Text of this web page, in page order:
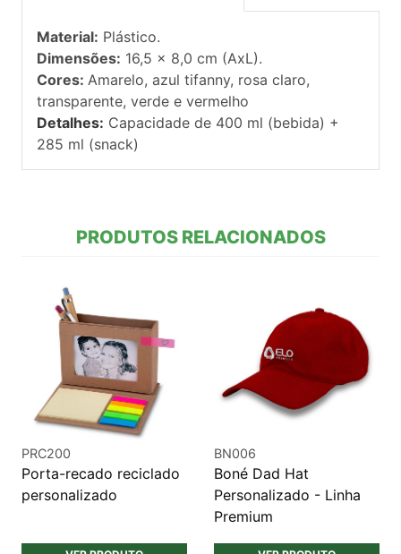
Material: Plástico.
Dimensões: 16,5 x 8,0 cm (AxL).
Cores: Amarelo, azul tifanny, rosa claro,
transparente, verde e vermelho
Detalhes: Capacidade de 400 ml (bebida) +
285 ml (snack)
PRODUTOS RELACIONADOS
PRC200
Porta-recado reciclado
personalizado
BN006
Boné Dad Hat
Personalizado - Linha
Premium